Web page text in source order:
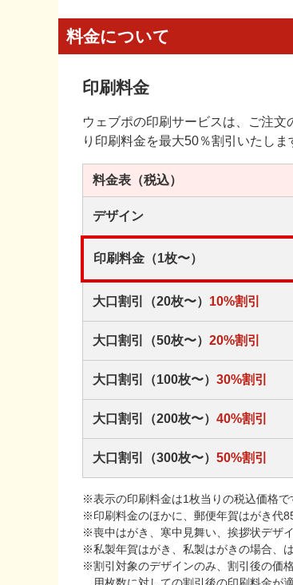
料金について
印刷料金
ウェブポの印刷サービスは、ご注
り印刷料金を最大50％割引いたしま
料金表 （税込）
デザイン
印刷料金（1枚〜）
大口割引（20枚〜） 10%割引
大口割引（50枚〜） 20%割引
大口割引（100枚〜） 30%割引
大口割引（200枚〜） 40%割引
大口割引（300枚〜） 50%割引
※表示の印刷料金は1枚当りの税込価格で
※印刷料金のほかに、郵便年賀はがき代
※喪中はがき、寒中見舞い、挨拶状デザ
※私製年賀はがき、私製はがきの場合、
※割引対象のデザインのみ、割引後の価
用枚数に対しての割引後の印刷料金が